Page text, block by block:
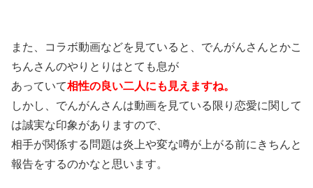
また、コラボ動画などを見ていると、でんがんさんとかこ
ちんさんのやりとりはとても息が
あっていて相性の良い二人にも見えますね。
しかし、でんがんさんは動画を見ている限り恋愛に関して
は誠実な印象がありますので、
相手が関係する問題は炎上や変な噂が上がる前にきちんと
報告をするのかなと思います。